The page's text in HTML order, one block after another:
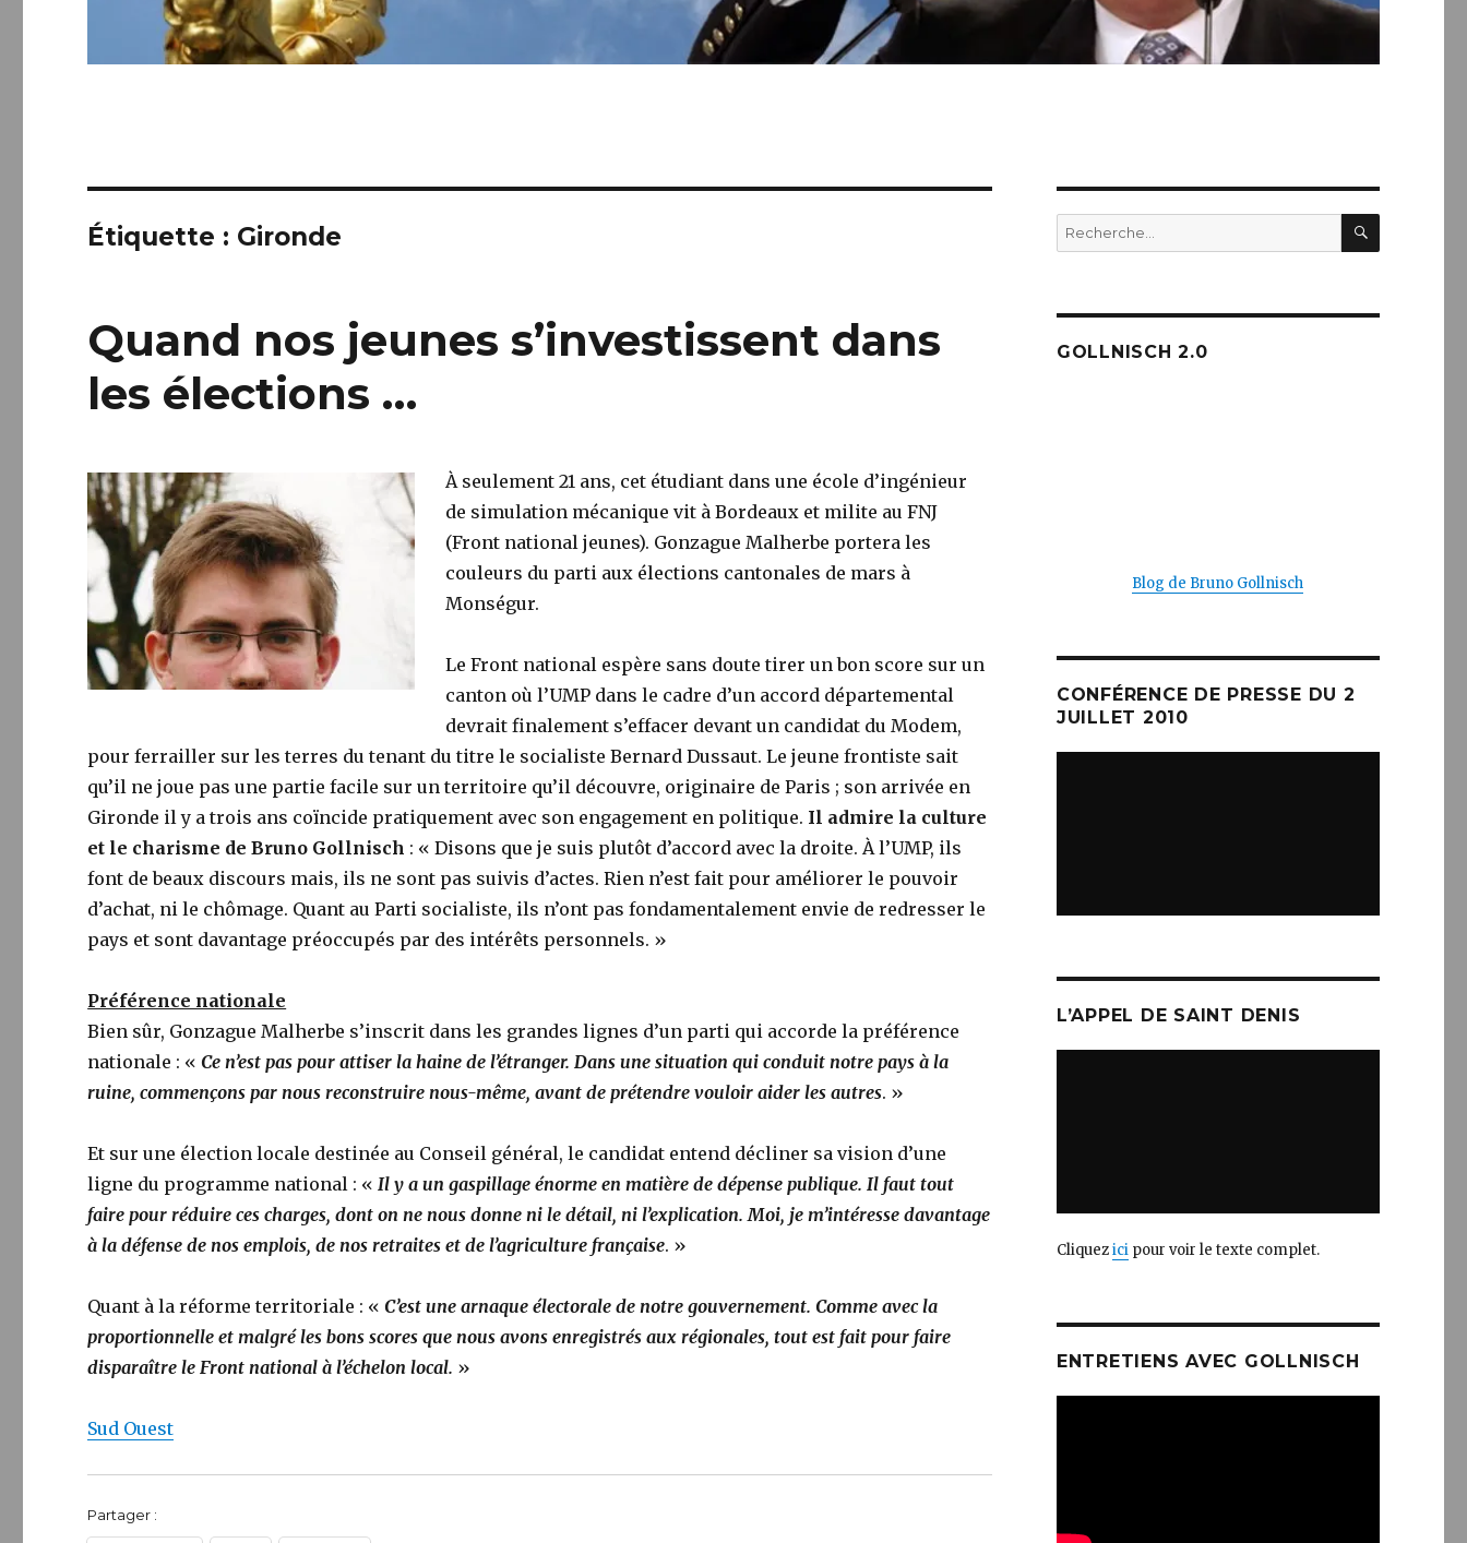
Étiquette : Gironde
Quand nos jeunes s’investissent dans
les élections …
À seulement 21 ans, cet étudiant dans une école d’ingénieur
de simulation mécanique vit à Bordeaux et milite au FNJ
(Front national jeunes). Gonzague Malherbe portera les
couleurs du parti aux élections cantonales de mars à
Monségur.
Le Front national espère sans doute tirer un bon score sur un
canton où l’UMP dans le cadre d’un accord départemental
devrait finalement s’effacer devant un candidat du Modem,
pour ferrailler sur les terres du tenant du titre le socialiste Bernard Dussaut. Le jeune frontiste sait
qu’il ne joue pas une partie facile sur un territoire qu’il découvre, originaire de Paris ; son arrivée en
Gironde il y a trois ans coïncide pratiquement avec son engagement en politique. Il admire la culture
et le charisme de Bruno Gollnisch : « Disons que je suis plutôt d’accord avec la droite. À l’UMP, ils
font de beaux discours mais, ils ne sont pas suivis d’actes. Rien n’est fait pour améliorer le pouvoir
d’achat, ni le chômage. Quant au Parti socialiste, ils n’ont pas fondamentalement envie de redresser le
pays et sont davantage préoccupés par des intérêts personnels. »
Préférence nationale
Bien sûr, Gonzague Malherbe s’inscrit dans les grandes lignes d’un parti qui accorde la préférence
nationale : «Ce n’est pas pour attiser la haine de l’étranger. Dans une situation qui conduit notre pays à la
ruine, commençons par nous reconstruire nous-même, avant de prétendre vouloir aider les autres. »
Et sur une élection locale destinée au Conseil général, le candidat entend décliner sa vision d’une
ligne du programme national : «Il y a un gaspillage énorme en matière de dépense publique. Il faut tout
faire pour réduire ces charges, dont on ne nous donne ni le détail, ni l’explication. Moi, je m’intéresse davantage
à la défense de nos emplois, de nos retraites et de l’agriculture française. »
Quant à la réforme territoriale : «C’est une arnaque électorale de notre gouvernement. Comme avec la
proportionnelle et malgré les bons scores que nous avons enregistrés aux régionales, tout est fait pour faire
disparaître le Front national à l’échelon local. »
Sud Ouest
Partager :
Recherche
pour :
GOLLNISCH 2.0
Blog de Bruno Gollnisch
CONFÉRENCE DE PRESSE DU 2
JUILLET 2010
L’APPEL DE SAINT DENIS
Cliquezicipour voir le texte complet.
ENTRETIENS AVEC GOLLNISCH